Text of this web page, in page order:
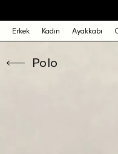
Erkek Kadın Ayakkabı
Polo